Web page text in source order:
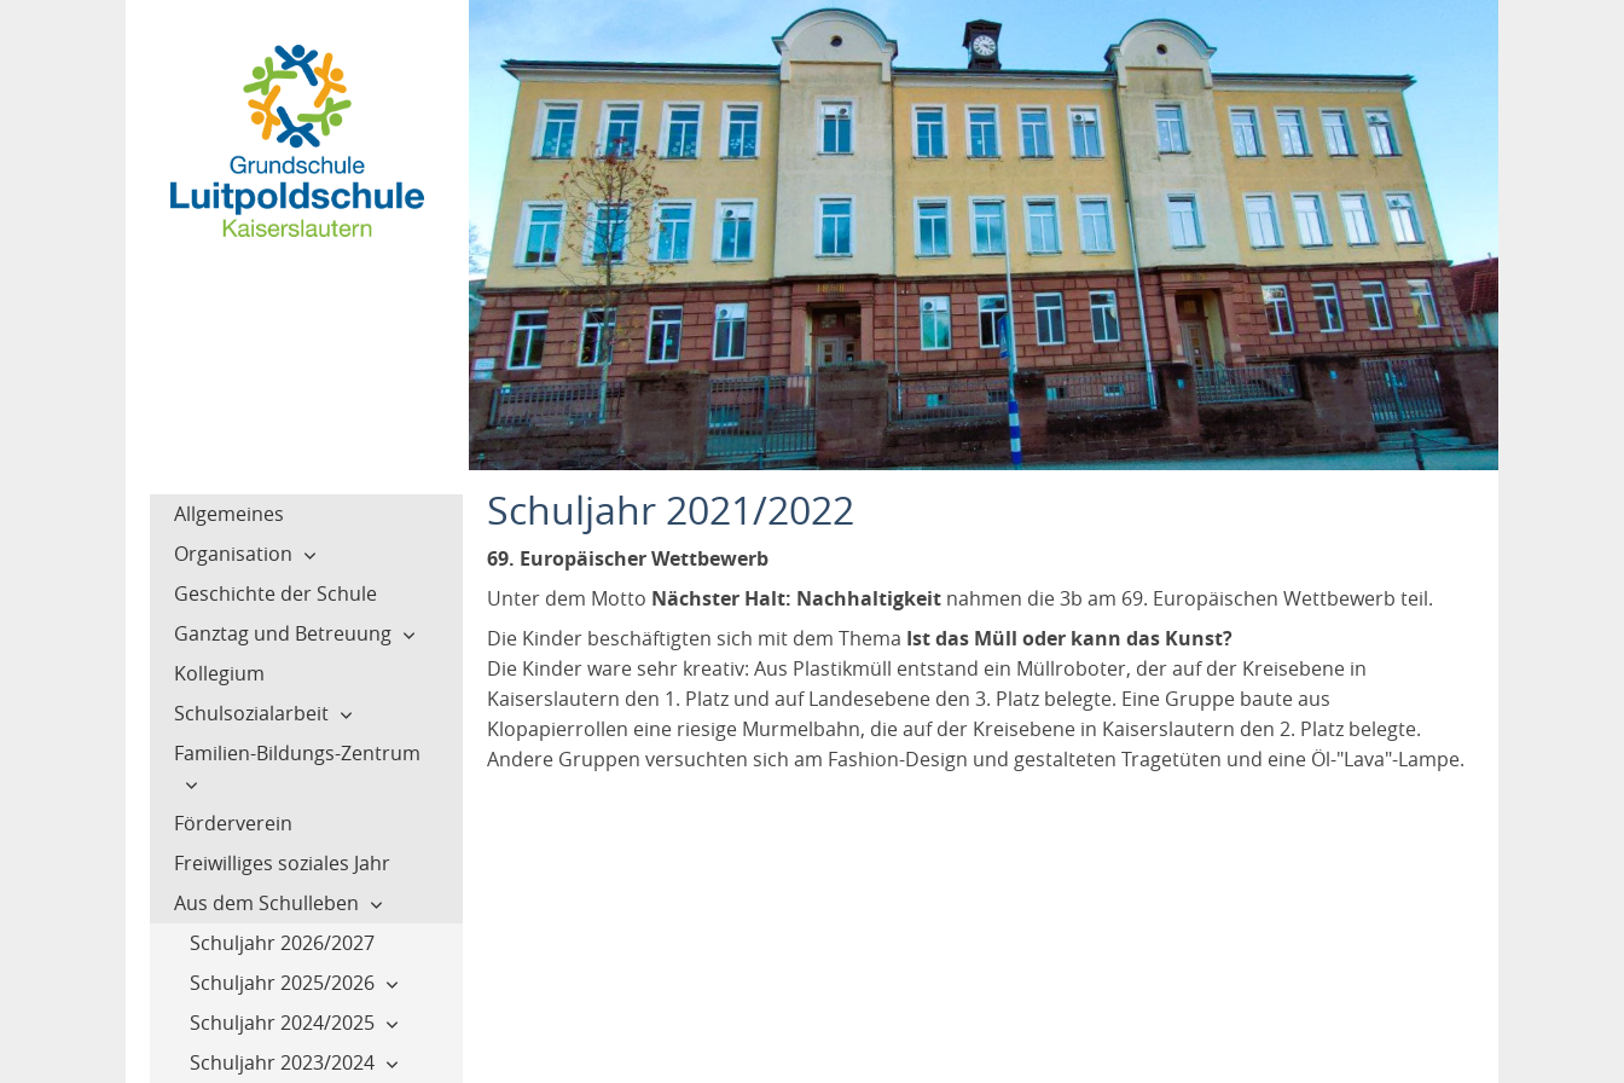
Allgemeines
Organisation
Unterrichtszeiten
Krankmeldung
Termine Schuljahr
2026/2027
Materialliste Klasse 1
Materialliste Klasse 2
Materialliste Klasse 3
Materialliste Klasse 4
Einschulung der neuen
Erstklässler
Geschichte der Schule
Ganztag und Betreuung
Anmeldung für die
Betreuung und den
Infos über die Betreuuung
Infos über den Ganztag
Kollegium
Schulsozialarbeit
Säge-Projekt mit Frau
Hausmann
Sozialtraining der 1.
Klassen
Familien-Bildungs-Zentrum
Spielplatz-Challenge
Förderverein
Freiwilliges soziales Jahr
Aus dem Schulleben
Schuljahr 2026/2027
Schuljahr 2025/2026
Besuch im Kletterpark
(4b und 4c)
Schuljahr 2024/2025
Besuch vom Eiswagen
Schuljahr 2023/2024
Schuljahr 2021/2022
69. Europäischer Wettbewerb
Unter dem Motto Nächster Halt: Nachhaltigkeit nahmen die 3b am 69. Europäischen Wettbewerb teil.
Die Kinder beschäftigten sich mit dem Thema Ist das Müll oder kann das Kunst?
Die Kinder ware sehr kreativ: Aus Plastikmüll entstand ein Müllroboter, der auf der Kreisebene in
Kaiserslautern den 1. Platz und auf Landesebene den 3. Platz belegte. Eine Gruppe baute aus
Klopapierrollen eine riesige Murmelbahn, die auf der Kreisebene in Kaiserslautern den 2. Platz belegte.
Andere Gruppen versuchten sich am Fashion-Design und gestalteten Tragetüten und eine Öl-"Lava"-Lampe.